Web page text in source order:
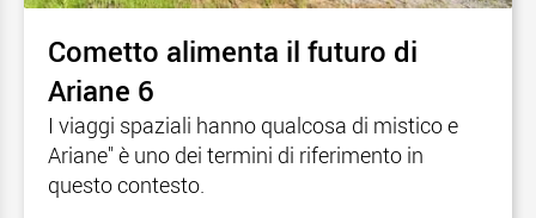
Cometto alimenta il futuro di
Ariane 6
I viaggi spaziali hanno qualcosa di mistico e
Ariane" è uno dei termini di riferimento in
questo contesto.